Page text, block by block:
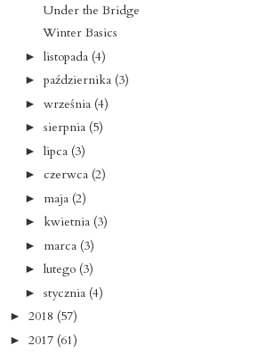
Under the Bridge
Winter Basics
► listopada (4)
► października (3)
► września (4)
► sierpnia (5)
► lipca (3)
► czerwca (2)
► maja (2)
► kwietnia (3)
► marca (3)
► lutego (3)
► stycznia (4)
► 2018 (57)
► 2017 (61)